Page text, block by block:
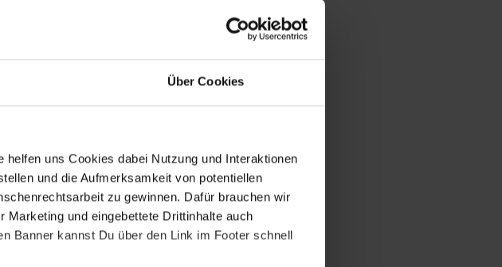
Über Cookies
uns Cookies dabei Nutzung und Interaktionen
und die Aufmerksamkeit von potentiellen
zu gewinnen. Dafür brauchen wir
und eingebettete Drittinhalte auch
Banner kannst Du über den Link im Footer schnell
den hochrangige
der Richter
im
das Recht, den